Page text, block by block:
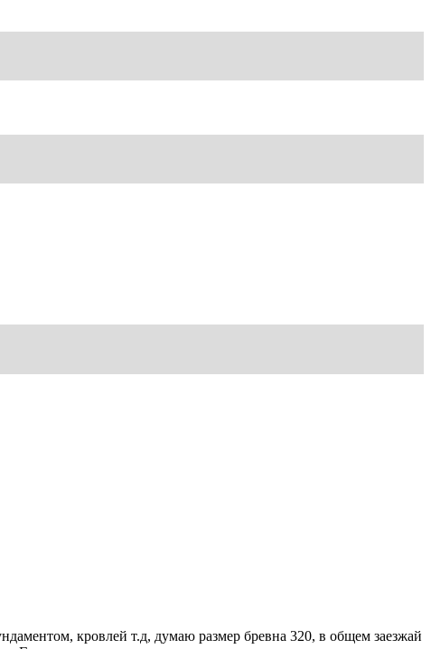
кровлей т.д, думаю размер бревна 320, в общем заезжай